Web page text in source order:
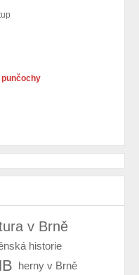
punčochy
v Brně
historie
herny v Brně